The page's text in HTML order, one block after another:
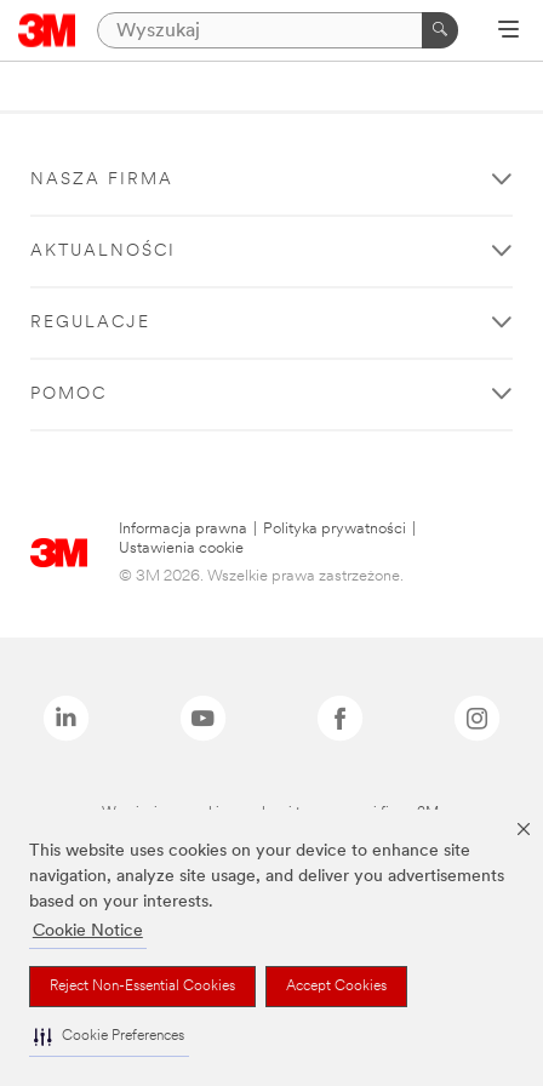
This website uses cookies on your device to enhance site
navigation, analyze site usage, and deliver you advertisements
based on your interests.
Cookie Notice
Reject Non-Essential Cookies Accept Cookies
Cookie Preferences
NASZA FIRMA
AKTUALNOŚCI
REGULACJE
POMOC
Informacja prawna Polityka prywatności
Ustawienia cookie
© 3M 2026. Wszelkie prawa zastrzeżone.
Wymienione marki są znakami towarowymi firmy 3M.